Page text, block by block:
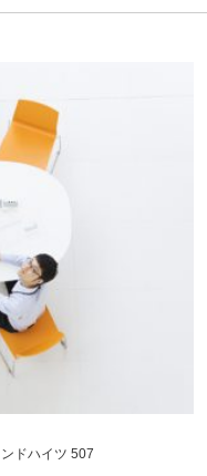
ドハイツ 507